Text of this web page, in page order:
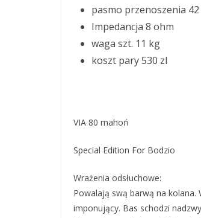
pasmo przenoszenia 42
Impedancja 8 ohm
waga szt. 11 kg
koszt pary 530 zl
VIA 80 mahoń
Special Edition For Bodzio
Wrażenia odsłuchowe:
Powalają swą barwą na kolana.
imponujący. Bas schodzi